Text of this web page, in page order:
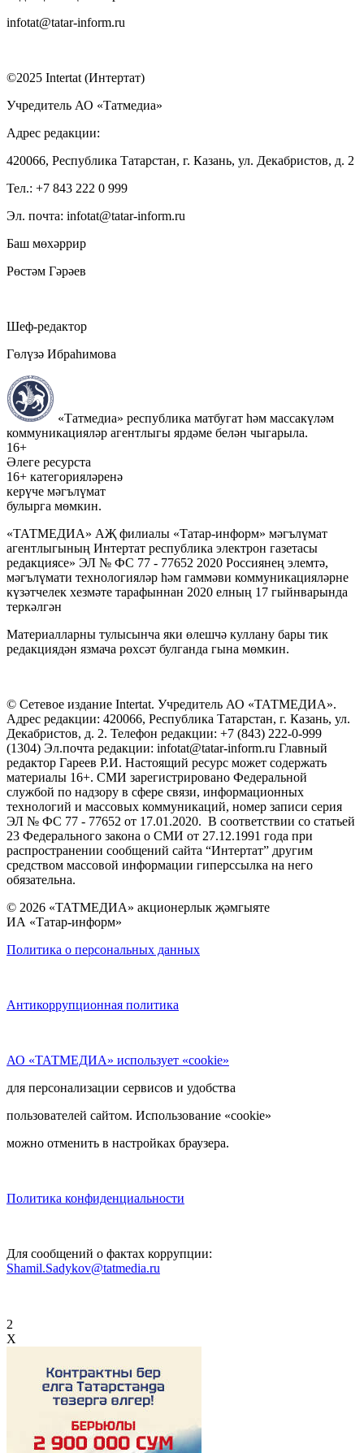
infotat@tatar-inform.ru
©2025 Intertat (Интертат)
Учредитель АО «Татмедиа»
Адрес редакции:
420066, Республика Татарстан, г. Казань, ул. Декабристов, д. 2
Тел.: +7 843 222 0 999
Эл. почта: infotat@tatar-inform.ru
Баш мөхәррир
Рөстәм Гәрәев
Шеф-редактор
Гөлүзә Ибраһимова
«Татмедиа» республика матбугат һәм массакүләм
коммуникацияләр агентлыгы ярдәме белән чыгарыла.
16+
Әлеге ресурста
16+ категорияләренә
керүче мәгълүмат
булырга мөмкин.
«ТАТМЕДИА» АҖ филиалы «Татар-информ» мәгълүмат
агентлыгының Интертат республика электрон газетасы
редакциясе» ЭЛ № ФС 77 - 77652 2020 Россиянең элемтә,
мәгълүмати технологияләр һәм гаммәви коммуникацияләрне
күзәтчелек хезмәте тарафыннан 2020 елның 17 гыйнварында
теркәлгән
Материалларны тулысынча яки өлешчә куллану бары тик
редакциядән язмача рөхсәт булганда гына мөмкин.
© Сетевое издание Intertat. Учредитель АО «ТАТМЕДИА».
Адрес редакции: 420066, Республика Татарстан, г. Казань, ул.
Декабристов, д. 2. Телефон редакции: +7 (843) 222-0-999
(1304) Эл.почта редакции: infotat@tatar-inform.ru Главный
редактор Гареев Р.И. Настоящий ресурс может содержать
материалы 16+. СМИ зарегистрировано Федеральной
службой по надзору в сфере связи, информационных
технологий и массовых коммуникаций, номер записи серия
ЭЛ № ФС 77 - 77652 от 17.01.2020. В соответствии со статьей
23 Федерального закона о СМИ от 27.12.1991 года при
распространении сообщений сайта “Интертат” другим
средством массовой информации гиперссылка на него
обязательна.
© 2026 «ТАТМЕДИА» акционерлык җәмгыяте
ИА «Татар-информ»
Политика о персональных данных
Антикоррупционная политика
АО «ТАТМЕДИА» использует «cookie»
для персонализации сервисов и удобства
пользователей сайтом. Использование «cookie»
можно отменить в настройках браузера.
Политика конфиденциальности
Для сообщений о фактах коррупции:
Shamil.Sadykov@tatmedia.ru
2
X